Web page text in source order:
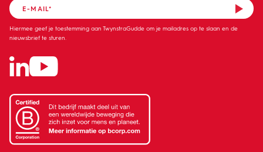
Hiermee geef je toestemming aan TwynstraGudde om je mailadres op te slaan en de
nieuwsbrief te sturen.